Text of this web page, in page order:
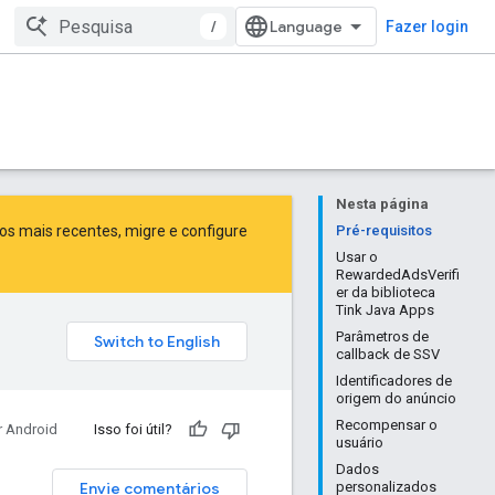
/ Fazer login
Nesta página
Pré-requisitos
Usar o
RewardedAdsVerifi
er da biblioteca
Tink Java Apps
Parâmetros de
callback de SSV
Identificadores de
origem do anúncio
Recompensar o
usuário
Dados
personalizados
mais recentes, migre e configure
Android Isso foi útil?
Envie comentários